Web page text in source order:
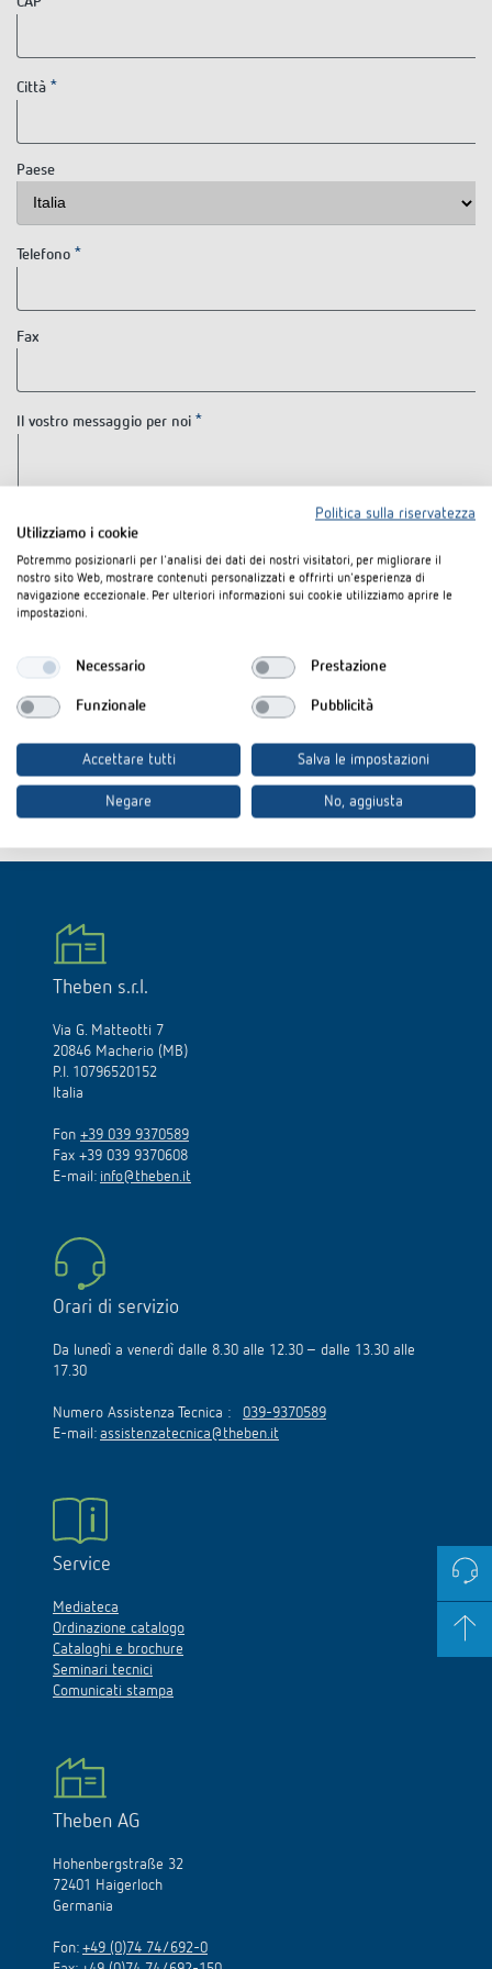
Città
Paese
Telefono
Fax
Il vostro messaggio per noi
Theben s.r.l.
Via G. Matteotti 7
20846 Macherio (MB)
P.I. 10796520152
Italia
Fon +39 039 9370589
Fax +39 039 9370608
E-mail: info@theben.it
Orari di servizio
Da lunedì a venerdì dalle 8.30 alle 12.30 – dalle 13.30 alle
17.30
Numero Assistenza Tecnica : 039-9370589
E-mail: assistenzatecnica@theben.it
Service
Mediateca
Ordinazione catalogo
Cataloghi e brochure
Seminari tecnici
Comunicati stampa
Theben AG
Hohenbergstraße 32
72401 Haigerloch
Germania
Fon: +49 (0)74 74/692-0
Politica sulla riservatezza
Utilizziamo i cookie
Potremmo posizionarli per l'analisi dei dati dei nostri visitatori, per migliorare il
nostro sito Web, mostrare contenuti personalizzati e offrirti un'esperienza di
navigazione eccezionale. Per ulteriori informazioni sui cookie utilizziamo aprire le
impostazioni.
Necessario Prestazione
Funzionale Pubblicità
Accettare tutti Salva le impostazioni
Negare No, aggiusta